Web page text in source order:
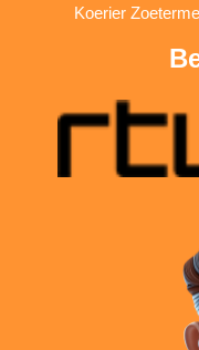
Koerier